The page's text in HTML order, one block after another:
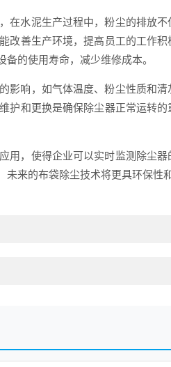
水泥生产过程中，粉尘的排放不
改善生产环境，提高员工的工作积
的使用寿命，减少维修成本。
影响，如气体温度、粉尘性质和
护和更换是确保除尘器正常运转
，使得企业可以实时监测除尘器
来的布袋除尘技术将更具环保性和